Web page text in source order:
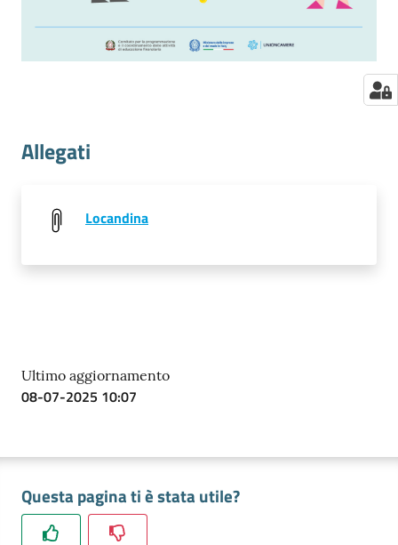
Allegati
Locandina
Ultimo aggiornamento
08-07-2025 10:07
Questa pagina ti è stata utile?